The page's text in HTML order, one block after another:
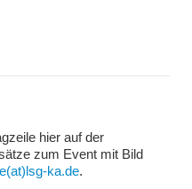
hier auf der
zum Event mit Bild
ka.de.